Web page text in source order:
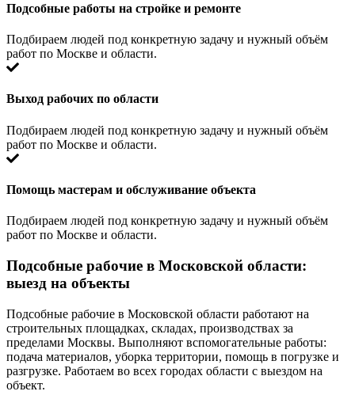
Подсобные работы на стройке и ремонте
Подбираем людей под конкретную задачу и нужный объём
работ по Москве и области.
Выход рабочих по области
Подбираем людей под конкретную задачу и нужный объём
работ по Москве и области.
Помощь мастерам и обслуживание объекта
Подбираем людей под конкретную задачу и нужный объём
работ по Москве и области.
Подсобные рабочие в Московской области:
выезд на объекты
Подсобные рабочие в Московской области работают на
строительных площадках, складах, производствах за
пределами Москвы. Выполняют вспомогательные работы:
подача материалов, уборка территории, помощь в погрузке и
разгрузке. Работаем во всех городах области с выездом на
объект.